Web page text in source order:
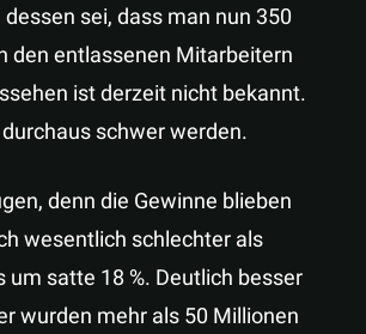
sei, dass man nun 350
den entlassenen Mitarbeitern
ist derzeit nicht bekannt.
schwer werden.
denn die Gewinne blieben
wesentlich schlechter als
satte 18 %. Deutlich besser
wurden mehr als 50 Millionen